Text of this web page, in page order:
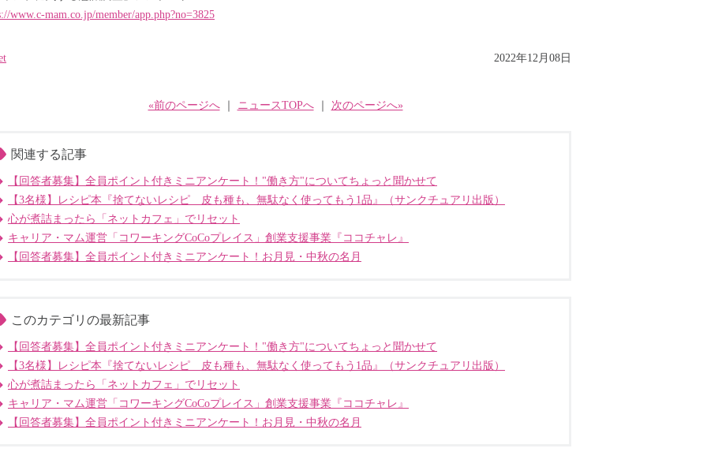
www.c-mam.co.jp/member/app.php?no=3825
2022年12月08日
«前のページへ｜ ニュースTOPへ｜ 次のページへ»
関連する記事
【回答者募集】全員ポイント付きミニアンケート！"働き方"についてちょっと聞かせて
【3名様】レシピ本『捨てないレシピ 皮も種も、無駄なく使ってもう1品』（サンクチュアリ出版）
心が煮詰まったら「ネットカフェ」でリセット
キャリア・マム運営「コワーキングCoCoプレイス」創業支援事業『ココチャレ』
【回答者募集】全員ポイント付きミニアンケート！お月見・中秋の名月
このカテゴリの最新記事
【回答者募集】全員ポイント付きミニアンケート！"働き方"についてちょっと聞かせて
【3名様】レシピ本『捨てないレシピ 皮も種も、無駄なく使ってもう1品』（サンクチュアリ出版）
心が煮詰まったら「ネットカフェ」でリセット
キャリア・マム運営「コワーキングCoCoプレイス」創業支援事業『ココチャレ』
【回答者募集】全員ポイント付きミニアンケート！お月見・中秋の名月